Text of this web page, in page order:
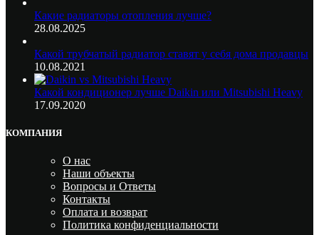
Какие радиаторы отопления лучше?
28.08.2025
Какой трубчатый радиатор ставят у себя дома продавцы
10.08.2021
Какой кондиционер лучше Daikin или Mitsubishi Heavy
17.09.2020
КОМПАНИЯ
О нас
Наши объекты
Вопросы и Ответы
Контакты
Оплата и возврат
Политика конфиденциальности